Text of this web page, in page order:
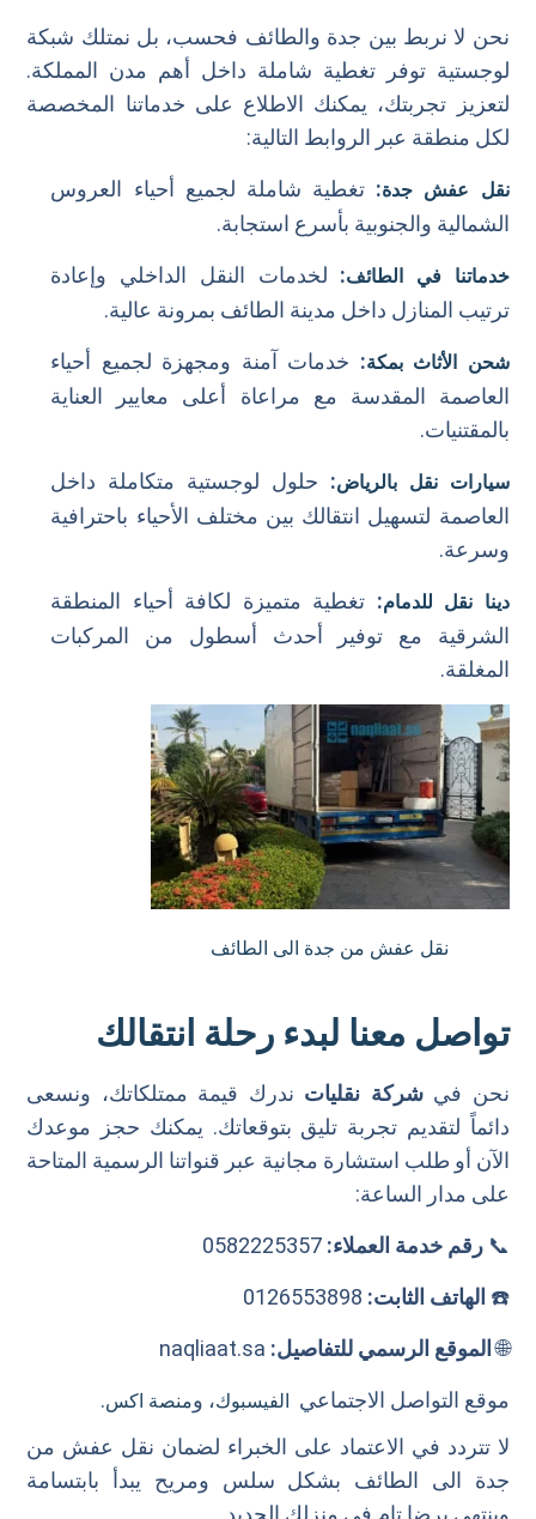
نحن لا نربط بين جدة والطائف فحسب، بل نمتلك شبكة
لوجستية توفر تغطية شاملة داخل أهم مدن المملكة.
لتعزيز تجربتك، يمكنك الاطلاع على خدماتنا المخصصة
لكل منطقة عبر الروابط التالية:
نقل عفش جدة: تغطية شاملة لجميع أحياء العروس
الشمالية والجنوبية بأسرع استجابة.
خدماتنا في الطائف: لخدمات النقل الداخلي وإعادة
ترتيب المنازل داخل مدينة الطائف بمرونة عالية.
شحن الأثاث بمكة: خدمات آمنة ومجهزة لجميع أحياء
العاصمة المقدسة مع مراعاة أعلى معايير العناية
بالمقتنيات.
سيارات نقل بالرياض: حلول لوجستية متكاملة داخل
العاصمة لتسهيل انتقالك بين مختلف الأحياء باحترافية
وسرعة.
دينا نقل للدمام: تغطية متميزة لكافة أحياء المنطقة
الشرقية مع توفير أحدث أسطول من المركبات
المغلقة.
نقل عفش من جدة الى الطائف
تواصل معنا لبدء رحلة انتقالك
نحن فيشركة نقليات ندرك قيمة ممتلكاتك، ونسعى
دائماً لتقديم تجربة تليق بتوقعاتك. يمكنك حجز موعدك
الآن أو طلب استشارة مجانية عبر قنواتنا الرسمية المتاحة
على مدار الساعة:
📞رقم خدمة العملاء: 0582225357
☎️ الهاتف الثابت:
🌐الموقع الرسمي للتفاصيل:
موقع التواصل الاجتماعي الفيسبوك، ومنصة اكس.
لا تتردد في الاعتماد على الخبراء لضمان نقل عفش من
جدة الى الطائف بشكل سلس ومريح يبدأ بابتسامة
وينتهي برضا تام في منزلك الجديد.